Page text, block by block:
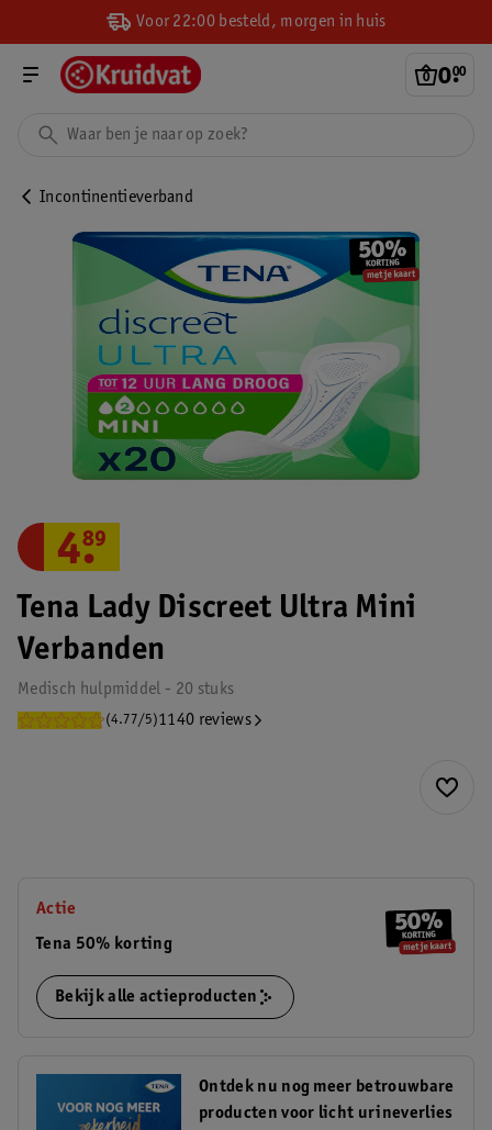
Voor 22:00 besteld, morgen in huis
0.
00
Incontinentieverband
Tena Lady Discreet Ultra Mini
Verbanden
Medisch hulpmiddel - 20 stuks
(4.77/5)1140 reviews
4.
89
Actie
Tena 50% korting
Bekijk alle actieproducten
Ontdek nu nog meer betrouwbare
producten voor licht urineverlies